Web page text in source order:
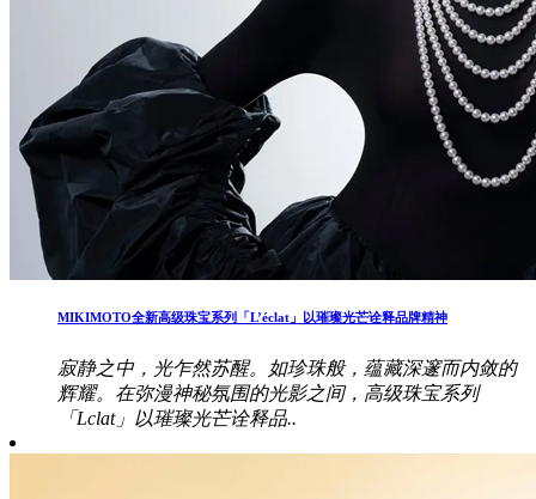
MIKIMOTO全新高级珠宝系列「L’éclat」以璀璨光芒诠释品牌精神
寂静之中，光乍然苏醒。如珍珠般，蕴藏深邃而内敛的
辉耀。在弥漫神秘氛围的光影之间，高级珠宝系列
「Lclat」以璀璨光芒诠释品..